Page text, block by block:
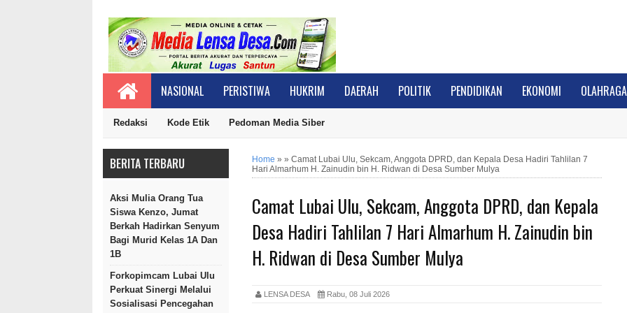
NASIONAL PERISTIWA HUKRIM DAERAH POLITIK PENDIDIKAN EKONOMI OLAHRAGA
Redaksi Kode Etik Pedoman Media Siber
BERITA TERBARU
Aksi Mulia Orang Tua
Siswa Kenzo, Jumat
Berkah Hadirkan Senyum
Bagi Murid Kelas 1A Dan
1B
Forkopimcam Lubai Ulu
Perkuat Sinergi Melalui
Sosialisasi Pencegahan
Home » » Camat Lubai Ulu, Sekcam, Anggota DPRD, dan Kepala Desa Hadiri Tahlilan 7
Hari Almarhum H. Zainudin bin H. Ridwan di Desa Sumber Mulya
Camat Lubai Ulu, Sekcam, Anggota DPRD, dan Kepala
Desa Hadiri Tahlilan 7 Hari Almarhum H. Zainudin bin
H. Ridwan di Desa Sumber Mulya
LENSA DESA Rabu, 08 Juli 2026